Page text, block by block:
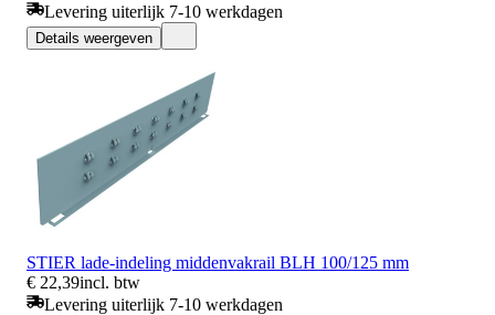
Levering uiterlijk 7-10 werkdagen
Details weergeven
STIER lade-indeling middenvakrail BLH 100/125 mm
€ 22,39incl. btw
Levering uiterlijk 7-10 werkdagen